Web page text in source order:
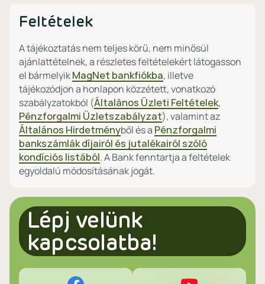
Feltételek
A tájékoztatás nem teljes körű, nem minősül
ajánlattételnek, a részletes feltételekért látogasson
el bármelyikMagNet bankfiókba, illetve
tájékozódjon a honlapon közzétett, vonatkozó
szabályzatokból (Általános Üzleti Feltételek,
Pénzforgalmi Üzletszabályzat), valamint az
Általános Hirdetményből és a Pénzforgalmi
bankszámlák díjairól és jutalékairól szóló
kondíciós listából. A Bank fenntartja a feltételek
egyoldalú módosításának jogát.
Lépj velünk
kapcsolatba!